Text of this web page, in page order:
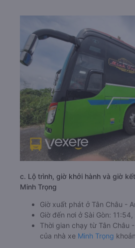
c. Lộ trình, giờ khởi hành và giờ
Minh Trọng
Giờ xuất phát ở Tân Châu -
Giờ đến nơi ở Sài Gòn:
Thời gian chạy từ Tân Châu
của nhà xe Minh Trọng